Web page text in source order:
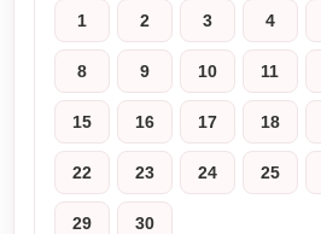
1 2 3 4
8 9 10 11
15 16 17 18
22 23 24 25
29 30